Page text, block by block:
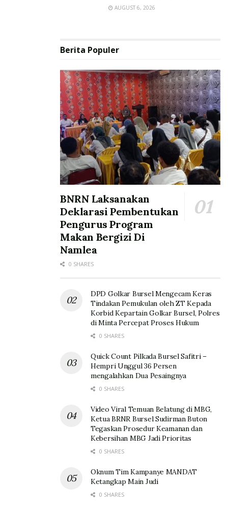
AUGUST 6, 2026
Berita Populer
BNRN Laksanakan
Deklarasi Pembentukan
Pengurus Program
Makan Bergizi Di
Namlea
0 SHARES
DPD Golkar Bursel Mengecam Keras
Tindakan Pemukulan oleh ZT Kepada
Korbid Kepartain Golkar Bursel, Polres
di Minta Percepat Proses Hukum
0 SHARES
Quick Count Pilkada Bursel Safitri –
Hempri Unggul 36 Persen
mengalahkan Dua Pesaingnya
0 SHARES
Video Viral Temuan Belatung di MBG,
Ketua BRNR Bursel Sudirman Buton
Tegaskan Prosedur Keamanan dan
Kebersihan MBG Jadi Prioritas
0 SHARES
Oknum Tim Kampanye MANDAT
Ketangkap Main Judi
0 SHARES